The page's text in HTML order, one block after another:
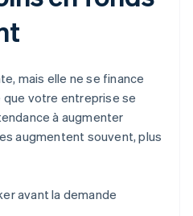
mais elle ne se finance
que votre entreprise se
à augmenter
augmentent souvent, plus
avant la demande